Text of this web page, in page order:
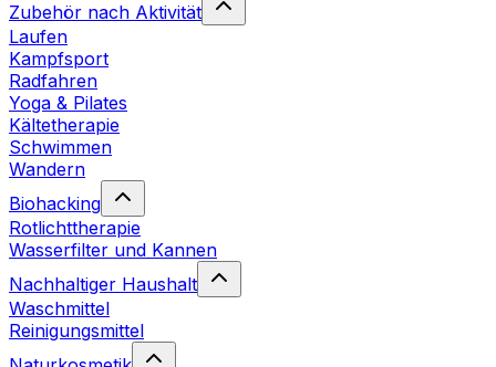
Zubehör nach Aktivität
Laufen
Kampfsport
Radfahren
Yoga & Pilates
Kältetherapie
Schwimmen
Wandern
Biohacking
Rotlichttherapie
Wasserfilter und Kannen
Nachhaltiger Haushalt
Waschmittel
Reinigungsmittel